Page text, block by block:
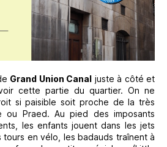
Grand Union Canal juste à côté et
cette partie du quartier. On ne
si paisible soit proche de la très
ou Praed. Au pied des imposants
les enfants jouent dans les jets
tours en vélo, les badauds traînent à